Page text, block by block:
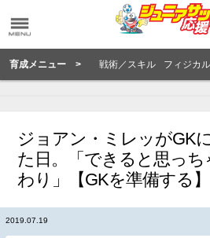
育成メニュー > 戦術／スキル フィジカ
ジョアン・ミレッがGK
た日。「できると思っ
わり」【GKを準備する】
2019.07.19